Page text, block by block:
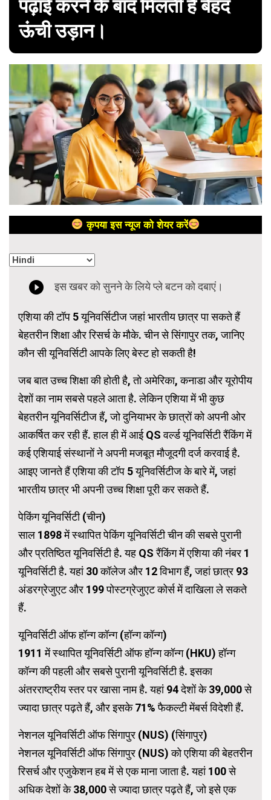
पढ़ाई करने के बाद मिलती है बेहद
ऊंची उड़ान।
कृपया इस न्यूज को शेयर करें
एशिया की टॉप 5 यूनिवर्सिटीज जहां भारतीय छात्र पा सकते हैं
बेहतरीन शिक्षा और रिसर्च के मौके. चीन से सिंगापुर तक, जानिए
कौन सी यूनिवर्सिटी आपके लिए बेस्ट हो सकती है!
जब बात उच्च शिक्षा की होती है, तो अमेरिका, कनाडा और यूरोपीय
देशों का नाम सबसे पहले आता है. लेकिन एशिया में भी कुछ
बेहतरीन यूनिवर्सिटीज हैं, जो दुनियाभर के छात्रों को अपनी ओर
आकर्षित कर रही हैं. हाल ही में आई QS वर्ल्ड यूनिवर्सिटी रैंकिंग में
कई एशियाई संस्थानों ने अपनी मजबूत मौजूदगी दर्ज करवाई है.
आइए जानते हैं एशिया की टॉप 5 यूनिवर्सिटीज के बारे में, जहां
भारतीय छात्र भी अपनी उच्च शिक्षा पूरी कर सकते हैं.
पेकिंग यूनिवर्सिटी (चीन)
साल 1898 में स्थापित पेकिंग यूनिवर्सिटी चीन की सबसे पुरानी
और प्रतिष्ठित यूनिवर्सिटी है. यह QS रैंकिंग में एशिया की नंबर 1
यूनिवर्सिटी है. यहां 30 कॉलेज और 12 विभाग हैं, जहां छात्र 93
अंडरग्रेजुएट और 199 पोस्टग्रेजुएट कोर्स में दाखिला ले सकते
हैं.
यूनिवर्सिटी ऑफ हॉन्ग कॉन्ग (हॉन्ग कॉन्ग)
1911 में स्थापित यूनिवर्सिटी ऑफ हॉन्ग कॉन्ग (HKU) हॉन्ग
कॉन्ग की पहली और सबसे पुरानी यूनिवर्सिटी है. इसका
अंतरराष्ट्रीय स्तर पर खासा नाम है. यहां 94 देशों के 39,000 से
ज्यादा छात्र पढ़ते हैं, और इसके 71% फैकल्टी मेंबर्स विदेशी हैं.
नेशनल यूनिवर्सिटी ऑफ सिंगापुर (NUS) (सिंगापुर)
नेशनल यूनिवर्सिटी ऑफ सिंगापुर (NUS) को एशिया की बेहतरीन
रिसर्च और एजुकेशन हब में से एक माना जाता है. यहां 100 से
अधिक देशों के 38,000 से ज्यादा छात्र पढ़ते हैं, जो इसे एक